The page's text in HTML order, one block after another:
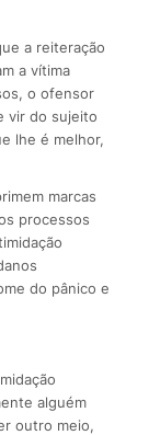
a reiteração
a vítima
o ofensor
vir do sujeito
lhe é melhor,
marcas
processos
do pânico e
alguém
outro meio,